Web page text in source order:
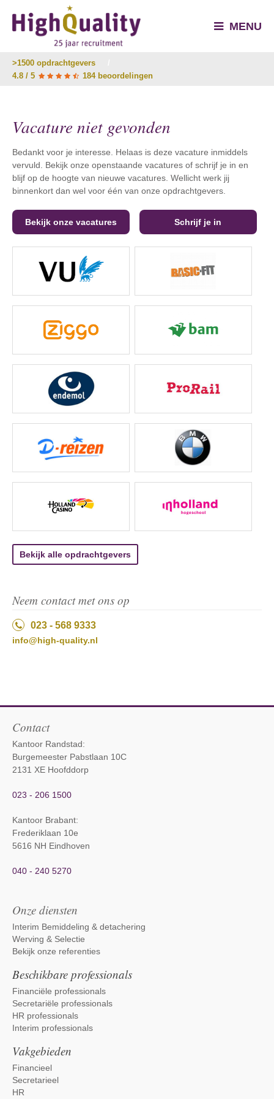
MENU
>1500 opdrachtgevers
4.8 / 5
184 beoordelingen
Vacature niet gevonden
Bedankt voor je interesse. Helaas is deze vacature inmiddels
vervuld. Bekijk onze openstaande vacatures of schrijf je in en
blijf op de hoogte van nieuwe vacatures. Wellicht werk jij
binnenkort dan wel voor één van onze opdrachtgevers.
Bekijk onze vacatures Schrijf je in
Bekijk alle opdrachtgevers
Neem contact met ons op
023 - 568 9333
info@high-quality.nl
Contact
Kantoor Randstad:
Burgemeester Pabstlaan 10C
2131 XE Hoofddorp
023 - 206 1500
Kantoor Brabant:
Frederiklaan 10e
5616 NH Eindhoven
040 - 240 5270
Onze diensten
Interim Bemiddeling & detachering
Werving & Selectie
Bekijk onze referenties
Beschikbare professionals
Financiële professionals
Secretariële professionals
HR professionals
Interim professionals
Vakgebieden
Financieel
Secretarieel
HR